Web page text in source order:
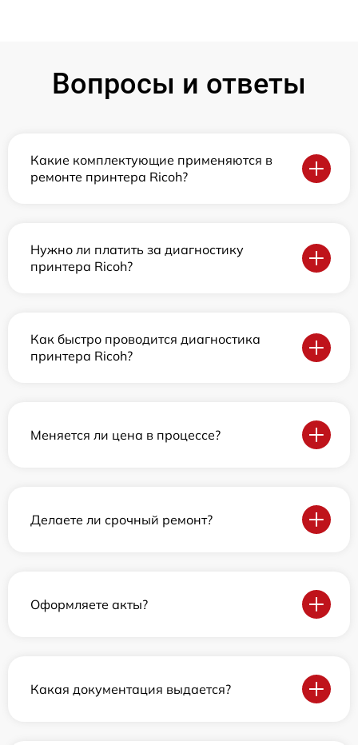
Вопросы и ответы
Какие комплектующие применяются в
ремонте принтера Ricoh?
Нужно ли платить за диагностику
принтера Ricoh?
Как быстро проводится диагностика
принтера Ricoh?
Меняется ли цена в процессе?
Делаете ли срочный ремонт?
Оформляете акты?
Какая документация выдается?